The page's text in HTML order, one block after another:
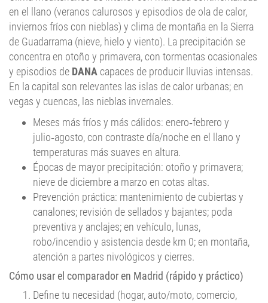
en el llano (veranos calurosos y episodios de ola de calor,
inviernos fríos con nieblas) y clima de montaña en la Sierra
de Guadarrama (nieve, hielo y viento). La precipitación se
concentra en otoño y primavera, con tormentas ocasionales
y episodios de DANA capaces de producir lluvias intensas.
En la capital son relevantes las islas de calor urbanas; en
vegas y cuencas, las nieblas invernales.
Meses más fríos y más cálidos: enero‑febrero y
julio‑agosto, con contraste día/noche en el llano y
temperaturas más suaves en altura.
Épocas de mayor precipitación: otoño y primavera;
nieve de diciembre a marzo en cotas altas.
Prevención práctica: mantenimiento de cubiertas y
canalones; revisión de sellados y bajantes; poda
preventiva y anclajes; en vehículo, lunas,
robo/incendio y asistencia desde km 0; en montaña,
atención a partes nivológicos y cierres.
Cómo usar el comparador en Madrid (rápido y práctico)
Define tu necesidad (hogar, auto/moto, comercio,